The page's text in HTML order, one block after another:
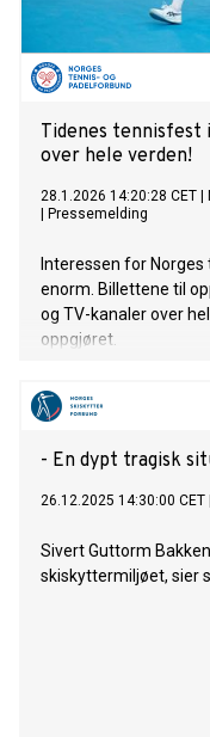
Tidenes tennisfest
over hele verden!
28.1.2026 14:20:28 CET
Pressemelding
Interessen for
enorm. Billettene til
og TV-kanaler over
oppgjøret.
- En dypt tragisk
26.12.2025 14:30:00 CET
Sivert Guttorm
skiskyttermiljøet, sier